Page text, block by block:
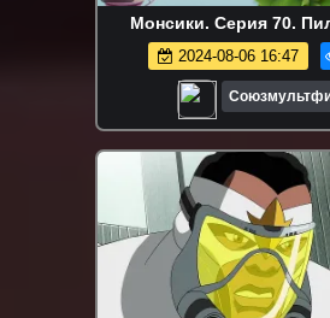
Монсики. Серия 70.
2024-08-06 16:47